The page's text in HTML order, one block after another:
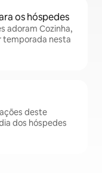
os hóspedes
adoram Cozinha,
temporada nesta
deste
dos hóspedes